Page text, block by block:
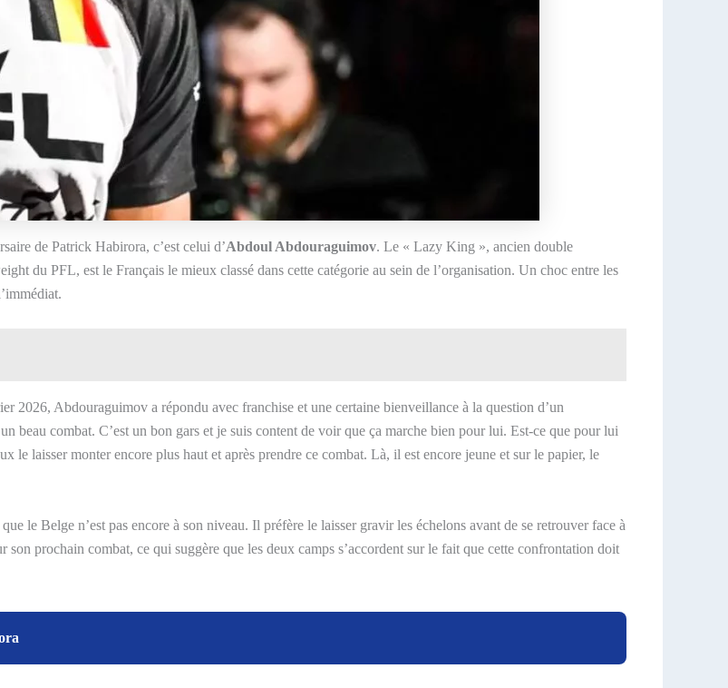
de Patrick Habirora, c’est celui d’Abdoul Abdouraguimov. Le « Lazy King », ancien double
du PFL, est le Français le mieux classé dans cette catégorie au sein de l’organisation. Un choc entre les
2026, Abdouraguimov a répondu avec franchise et une certaine bienveillance à la question d’un
beau combat. C’est un bon gars et je suis content de voir que ça marche bien pour lui. Est-ce que pour lui
le laisser monter encore plus haut et après prendre ce combat. Là, il est encore jeune et sur le papier, le
le Belge n’est pas encore à son niveau. Il préfère le laisser gravir les échelons avant de se retrouver face à
prochain combat, ce qui suggère que les deux camps s’accordent sur le fait que cette confrontation doit